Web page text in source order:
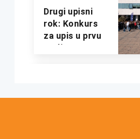
2026/2027.
godinu
Drugi upisni
rok: Konkurs
za upis u prvu
godinu
2025/26.
Konkurs za